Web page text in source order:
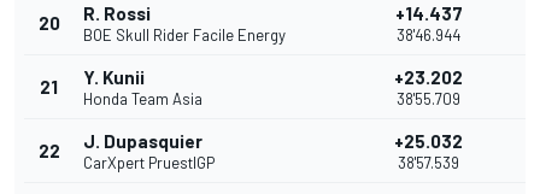
20 R. Rossi
BOE Skull Rider Facile Energy
+14.437
38'46.944
21 Y. Kunii
Honda Team Asia
+23.202
38'55.709
22 J. Dupasquier
CarXpert PruestlGP
+25.032
38'57.539